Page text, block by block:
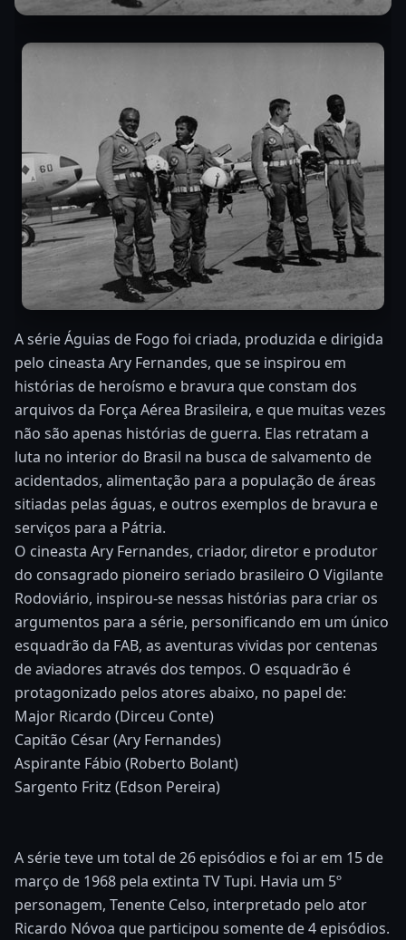
A série Águias de Fogo foi criada, produzida e dirigida
pelo cineasta Ary Fernandes, que se inspirou em
histórias de heroísmo e bravura que constam dos
arquivos da Força Aérea Brasileira, e que muitas vezes
não são apenas histórias de guerra. Elas retratam a
luta no interior do Brasil na busca de salvamento de
acidentados, alimentação para a população de áreas
sitiadas pelas águas, e outros exemplos de bravura e
serviços para a Pátria.
O cineasta Ary Fernandes, criador, diretor e produtor
do consagrado pioneiro seriado brasileiro O Vigilante
Rodoviário, inspirou-se nessas histórias para criar os
argumentos para a série, personificando em um único
esquadrão da FAB, as aventuras vividas por centenas
de aviadores através dos tempos. O esquadrão é
protagonizado pelos atores abaixo, no papel de:
Major Ricardo (Dirceu Conte)
Capitão César (Ary Fernandes)
Aspirante Fábio (Roberto Bolant)
Sargento Fritz (Edson Pereira)
A série teve um total de 26 episódios e foi ar em 15 de
março de 1968 pela extinta TV Tupi. Havia um 5º
personagem, Tenente Celso, interpretado pelo ator
Ricardo Nóvoa que participou somente de 4 episódios.